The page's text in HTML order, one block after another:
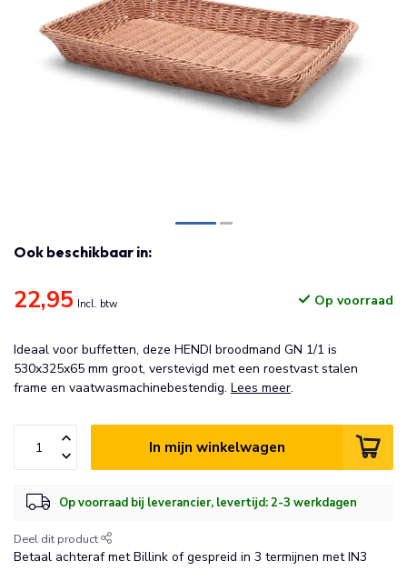
Ook beschikbaar in:
22,95 Incl. btw Op voorraad
Ideaal voor buffetten, deze HENDI broodmand GN 1/1 is
530x325x65 mm groot, verstevigd met een roestvast stalen
frame en vaatwasmachinebestendig. Lees meer.
In mijn winkelwagen
Op voorraad bij leverancier, levertijd: 2-3 werkdagen
Deel dit product
Betaal achteraf met Billink of gespreid in 3 termijnen met IN3